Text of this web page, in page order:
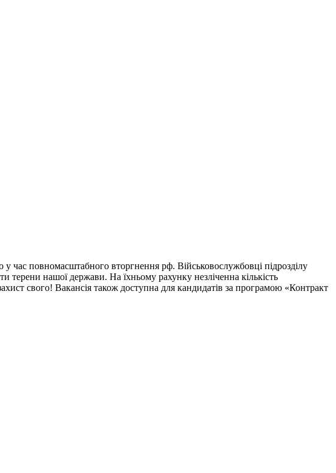
час повномасштабного вторгнення рф. Військовослужбовці підрозділу
терени нашої держави. На їхньому рахунку незліченна кількість
свого! Вакансія також доступна для кандидатів за програмою «Контракт